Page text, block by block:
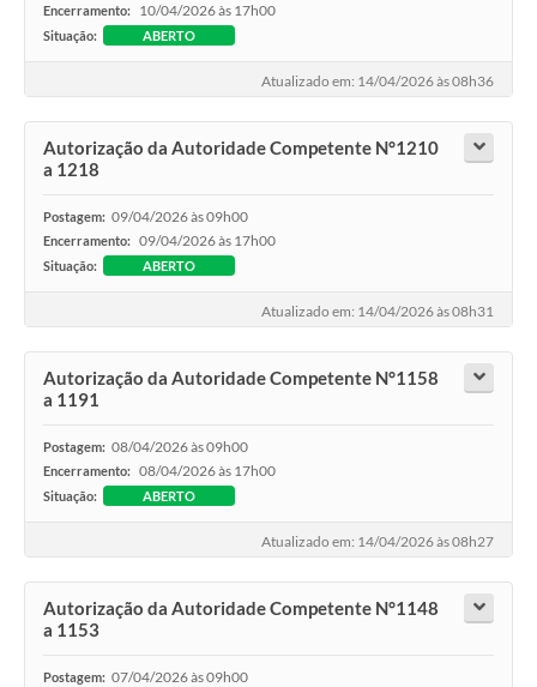
Encerramento: 10/04/2026 às 17h00
Situação: ABERTO
Atualizado em: 14/04/2026 às 08h36
Autorização da Autoridade Competente N°1210
a 1218
Postagem: 09/04/2026 às 09h00
Encerramento: 09/04/2026 às 17h00
Situação: ABERTO
Atualizado em: 14/04/2026 às 08h31
Autorização da Autoridade Competente N°1158
a 1191
Postagem: 08/04/2026 às 09h00
Encerramento: 08/04/2026 às 17h00
Situação: ABERTO
Atualizado em: 14/04/2026 às 08h27
Autorização da Autoridade Competente N°1148
a 1153
Postagem: 07/04/2026 às 09h00